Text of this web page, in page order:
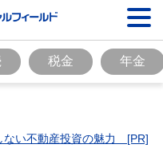
税金 年金
ない不動産投資の魅力 [PR]